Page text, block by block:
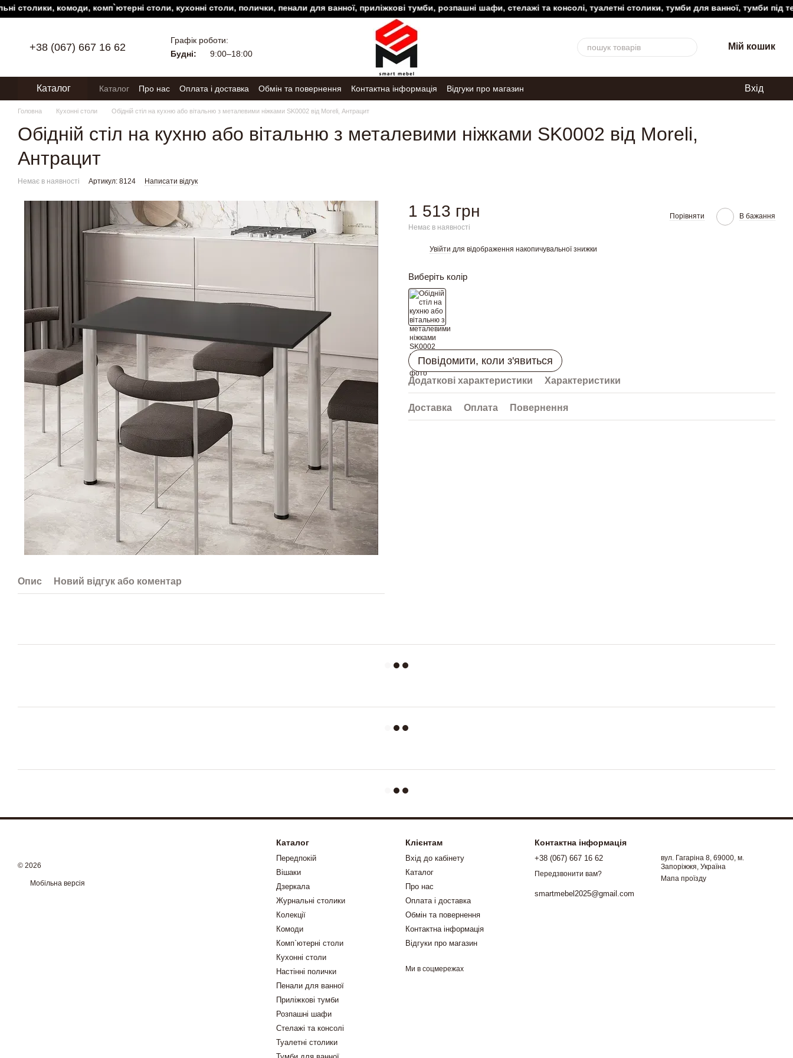
Перейти до основного контенту
комоди, комп`ютерні столи, кухонні столи, полички, пенали для ванної, приліжкові тумби, розпашні шафи, стелажі та консолі, туалетні столики, тумби для ванної, тумби під
+38 (067) 667 16 62
Графік роботи:
Будні:
9:00–18:00
Мій кошик
Каталог Каталог Про нас Оплата і доставка Обмін та повернення Контактна інформація Відгуки про магазин Вхід
Головна Кухонні столи Обідній стіл на кухню або вітальню з металевими ніжками SK0002 від Moreli, Антрацит
Обідній стіл на кухню або вітальню з металевими ніжками SK0002 від Moreli,
Антрацит
Немає в наявності Артикул: 8124 Написати відгук
Опис Новий відгук або коментар
1 513 грн
Немає в наявності
Порівняти В бажання
Увійти для відображення накопичувальної знижки
Виберіть колір
Повідомити, коли з'явиться
Додаткові характеристики Характеристики
Доставка Оплата Повернення
© 2026
Мобільна версія
Каталог
Передпокій
Вішаки
Дзеркала
Журнальні столики
Колекції
Комоди
Комп`ютерні столи
Кухонні столи
Настінні полички
Пенали для ванної
Приліжкові тумби
Розпашні шафи
Стелажі та консолі
Туалетні столики
Клієнтам
Вхід до кабінету
Каталог
Про нас
Оплата і доставка
Обмін та повернення
Контактна інформація
Відгуки про магазин
Ми в соцмережах
Контактна інформація
+38 (067) 667 16 62
Передзвонити вам?
smartmebel2025@gmail.com
вул. Гагаріна 8, 69000, м.
Запоріжжя, Україна
Мапа проїзду